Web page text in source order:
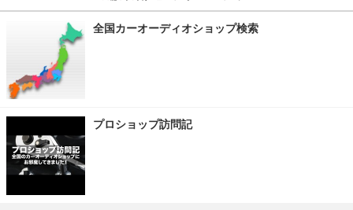
全国カーオーディオショップ検索
プロショップ訪問記